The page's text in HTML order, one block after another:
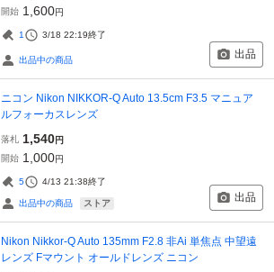
開始 1,600円
1 3/18 22:19終了
出品中の商品 出品
ニコン Nikon NIKKOR-Q Auto 13.5cm F3.5 マニュア
ルフォーカスレンズ
落札 1,540円
開始 1,000円
5 4/13 21:38終了
出品中の商品 ストア 出品
Nikon Nikkor-Q Auto 135mm F2.8 非Ai 単焦点 中望遠
レンズ Fマウント オールドレンズ ニコン